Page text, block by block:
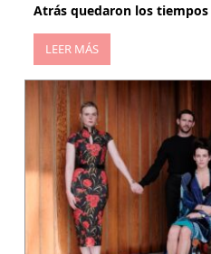
Atrás quedaron los tiempos
LEER MÁS